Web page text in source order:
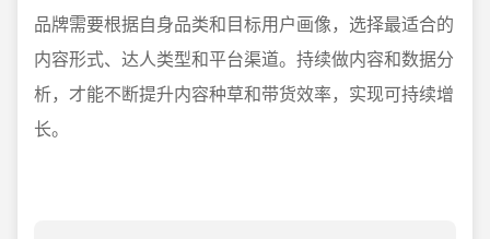
品牌需要根据自身品类和目标用户画像，选择最适合的
内容形式、达人类型和平台渠道。持续做内容和数据分
析，才能不断提升内容种草和带货效率，实现可持续增
长。